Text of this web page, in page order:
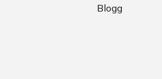
Blogg